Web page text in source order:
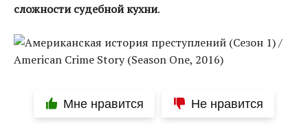
сложности судебной кухни.
Мне нравится Не нравится